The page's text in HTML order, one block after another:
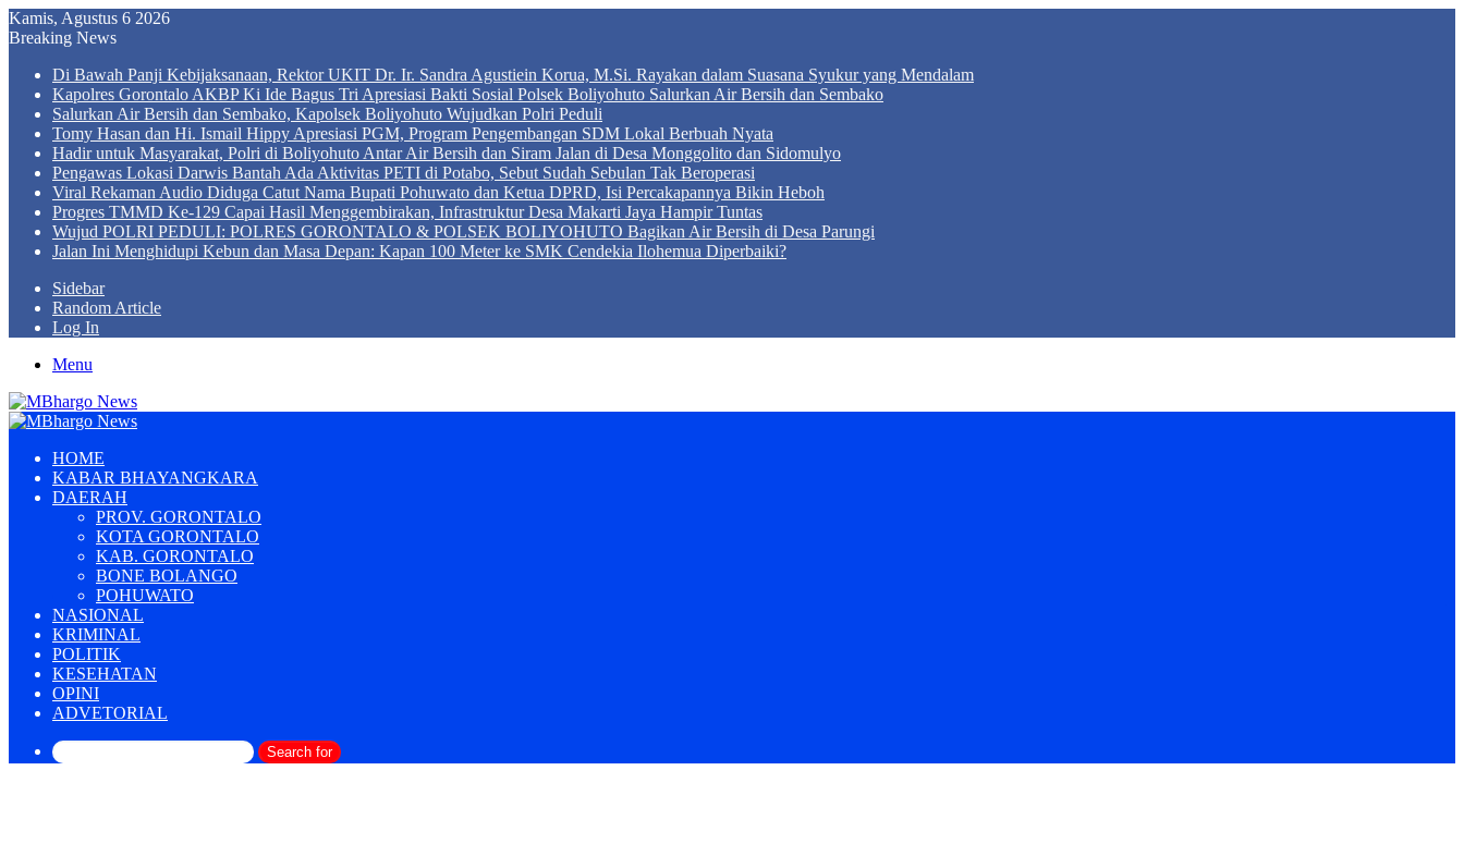
Kamis, Agustus 6 2026
Breaking News
Di Bawah Panji Kebijaksanaan, Rektor UKIT Dr. Ir. Sandra Agustiein Korua, M.Si. Rayakan dalam Suasana Syukur yang Mendalam
Kapolres Gorontalo AKBP Ki Ide Bagus Tri Apresiasi Bakti Sosial Polsek Boliyohuto Salurkan Air Bersih dan Sembako
Salurkan Air Bersih dan Sembako, Kapolsek Boliyohuto Wujudkan Polri Peduli
Tomy Hasan dan Hi. Ismail Hippy Apresiasi PGM, Program Pengembangan SDM Lokal Berbuah Nyata
Hadir untuk Masyarakat, Polri di Boliyohuto Antar Air Bersih dan Siram Jalan di Desa Monggolito dan Sidomulyo
Pengawas Lokasi Darwis Bantah Ada Aktivitas PETI di Potabo, Sebut Sudah Sebulan Tak Beroperasi
Viral Rekaman Audio Diduga Catut Nama Bupati Pohuwato dan Ketua DPRD, Isi Percakapannya Bikin Heboh
Progres TMMD Ke-129 Capai Hasil Menggembirakan, Infrastruktur Desa Makarti Jaya Hampir Tuntas
Wujud POLRI PEDULI: POLRES GORONTALO & POLSEK BOLIYOHUTO Bagikan Air Bersih di Desa Parungi
Jalan Ini Menghidupi Kebun dan Masa Depan: Kapan 100 Meter ke SMK Cendekia Ilohemua Diperbaiki?
Sidebar
Random Article
Log In
Menu
HOME
KABAR BHAYANGKARA
DAERAH
PROV. GORONTALO
KOTA GORONTALO
KAB. GORONTALO
BONE BOLANGO
POHUWATO
NASIONAL
KRIMINAL
POLITIK
KESEHATAN
OPINI
ADVETORIAL
Search for